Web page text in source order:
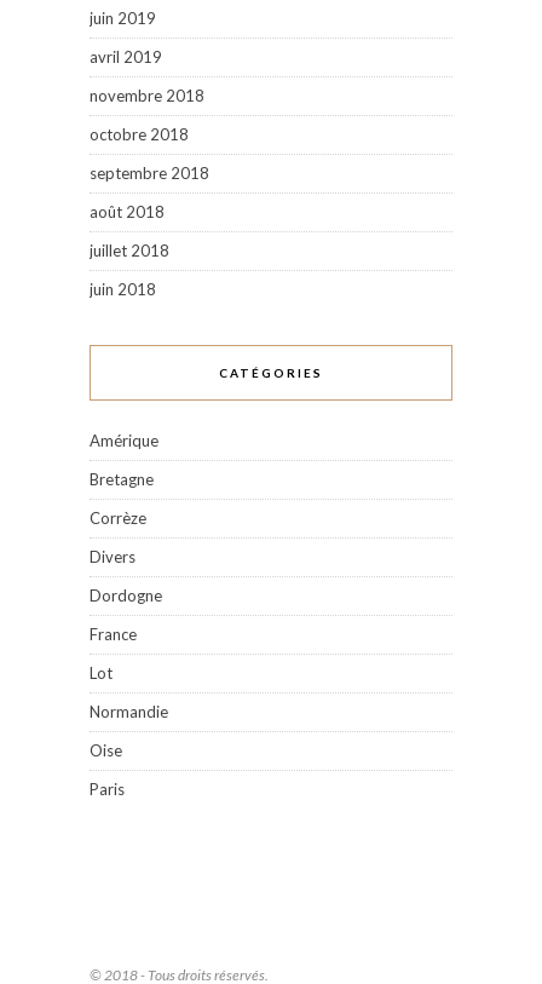
juin 2019
avril 2019
novembre 2018
octobre 2018
septembre 2018
août 2018
juillet 2018
juin 2018
CATÉGORIES
Amérique
Bretagne
Corrèze
Divers
Dordogne
France
Lot
Normandie
Oise
Paris
© 2018 - Tous droits réservés.